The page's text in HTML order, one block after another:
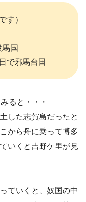
す）
国
で邪馬台国
ると・・・
した志賀島だったと
から舟に乗って博多
いくと吉野ケ里が見
ていくと、奴国の中